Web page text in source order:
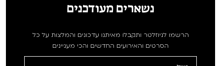
נשארים מעודכנים
הרשמו לניוזלטר ותקבלו מאיתנו עדכונים והמלצות על כל
הסרטים והאירועים החדשים והכי מעניינים